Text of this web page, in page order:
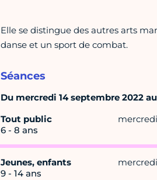
Elle se distingue des autres arts
danse et un sport de combat.
Séances
Du mercredi 14 septembre 2022
Tout public
6 - 8 ans
mercredi
Jeunes, enfants
9 - 14 ans
mercredi